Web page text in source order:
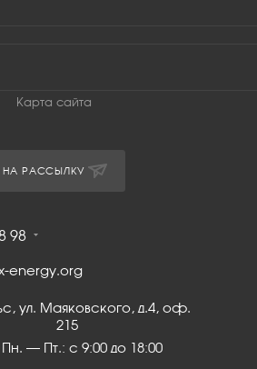
Карта сайта
РАССЫЛКУ
98
energy.org
ул. Маяковского, д.4, оф.
215
– Пт.: с 9:00 до 18:00